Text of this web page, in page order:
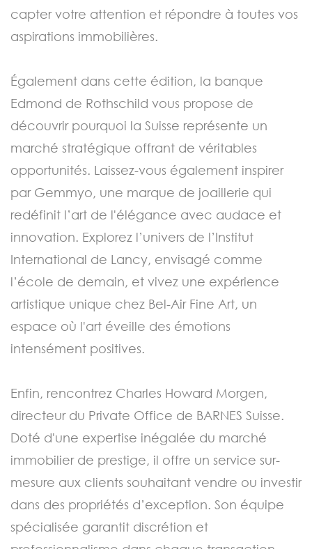
capter votre attention et répondre à toutes vos
aspirations immobilières.
Également dans cette édition, la banque
Edmond de Rothschild vous propose de
découvrir pourquoi la Suisse représente un
marché stratégique offrant de véritables
opportunités. Laissez-vous également inspirer
par Gemmyo, une marque de joaillerie qui
redéfinit l’art de l'élégance avec audace et
innovation. Explorez l’univers de l’Institut
International de Lancy, envisagé comme
l’école de demain, et vivez une expérience
artistique unique chez Bel-Air Fine Art, un
espace où l'art éveille des émotions
intensément positives.
Enfin, rencontrez Charles Howard Morgen,
directeur du Private Office de BARNES Suisse.
Doté d'une expertise inégalée du marché
immobilier de prestige, il offre un service sur-
mesure aux clients souhaitant vendre ou investir
dans des propriétés d’exception. Son équipe
spécialisée garantit discrétion et